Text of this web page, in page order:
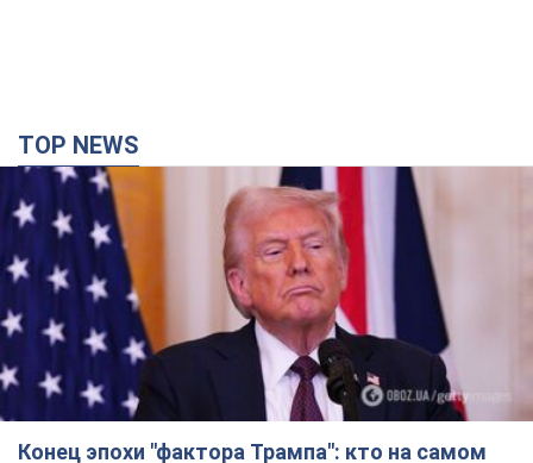
TOP NEWS
Конец эпохи "фактора Трампа": кто на самом